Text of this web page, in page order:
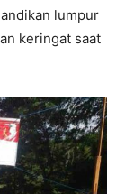
lumpur
keringat saat